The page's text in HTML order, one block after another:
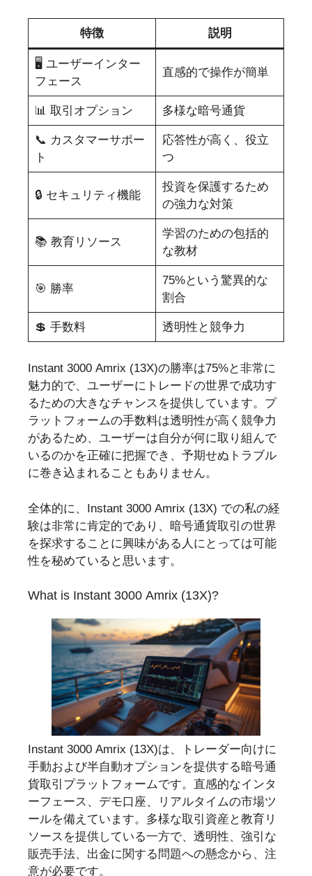
特徴 説明
🖥️ ユーザーインター
フェース
直感的で操作が簡単
📊 取引オプション 多様な暗号通貨
📞 カスタマーサポー
ト
応答性が高く、役立
つ
🔒 セキュリティ機能
投資を保護するため
の強力な対策
📚 教育リソース
学習のための包括的
な教材
🎯 勝率
75%という驚異的な
割合
💲 手数料 透明性と競争力
Instant 3000 Amrix (13X)の勝率は75%と非常に
魅力的で、ユーザーにトレードの世界で成功す
るための大きなチャンスを提供しています。プ
ラットフォームの手数料は透明性が高く競争力
があるため、ユーザーは自分が何に取り組んで
いるのかを正確に把握でき、予期せぬトラブル
に巻き込まれることもありません。
全体的に、Instant 3000 Amrix (13X) での私の経
験は非常に肯定的であり、暗号通貨取引の世界
を探求することに興味がある人にとっては可能
性を秘めていると思います。
What is Instant 3000 Amrix (13X)?
Instant 3000 Amrix (13X)は、トレーダー向けに
手動および半自動オプションを提供する暗号通
貨取引プラットフォームです。直感的なインタ
ーフェース、デモ口座、リアルタイムの市場ツ
ールを備えています。多様な取引資産と教育リ
ソースを提供している一方で、透明性、強引な
販売手法、出金に関する問題への懸念から、注
意が必要です。